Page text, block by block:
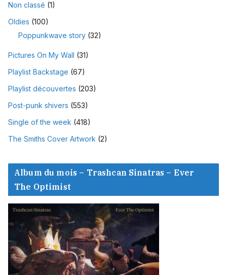
Non classé (1)
Oldies (100)
Poppunkwave story (32)
Pictures On My Wall (31)
Playlist Backstage (67)
Playlist découvertes (203)
Post-punk shivers (553)
Single of the week (418)
The Smiths Cover Artwork (2)
Album du mois – Trashcan Sinatras – Ever
The Optimist